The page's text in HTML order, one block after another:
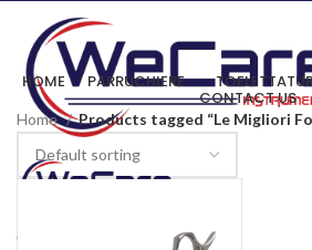
0
HOME PARRUCHIERE
CONTACT US
Home Products tagged “Le Migliori